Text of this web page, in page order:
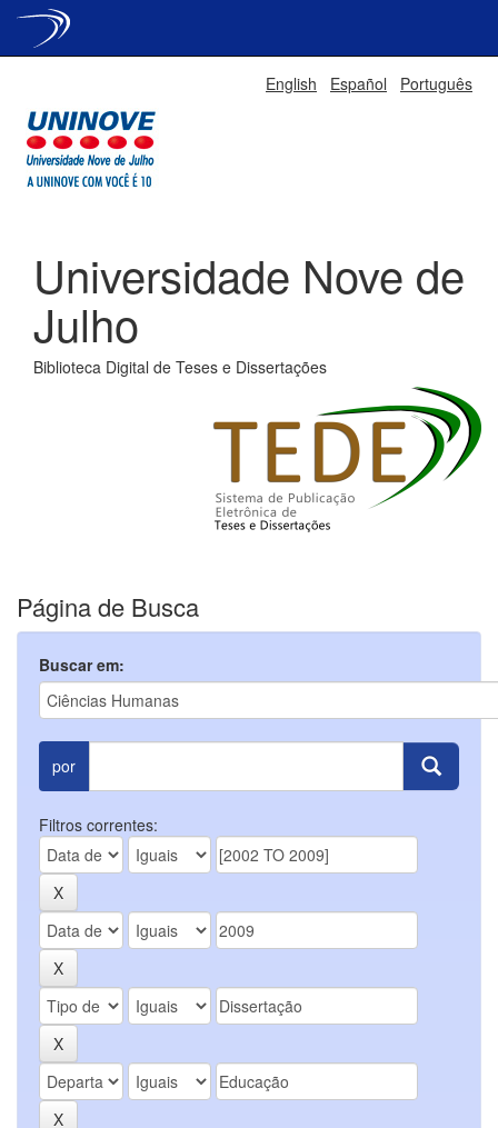
English Español Português
Universidade Nove de
Julho
Biblioteca Digital de Teses e Dissertações
Página de Busca
Buscar em:
por
Filtros correntes: